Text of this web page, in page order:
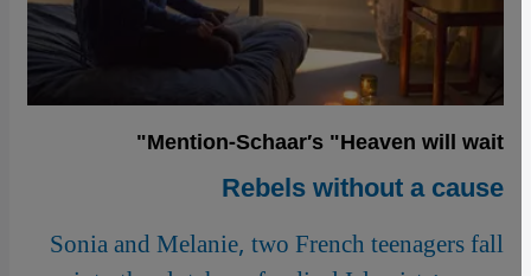
Mention-Schaar′s "Heaven will wait"
Rebels without a cause
Sonia and Melanie, two French teenagers fall